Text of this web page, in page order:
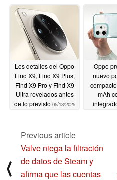
05/15/2025
Los detalles del Oppo
Find X9, Find X9 Plus,
Find X9 Pro y Find X9
Ultra revelados antes
de lo previsto 05/13/2025
Oppo
nuevo
mAh
⟨
Previous article
Valve niega la filtración
de datos de Steam y
afirma que las cuentas